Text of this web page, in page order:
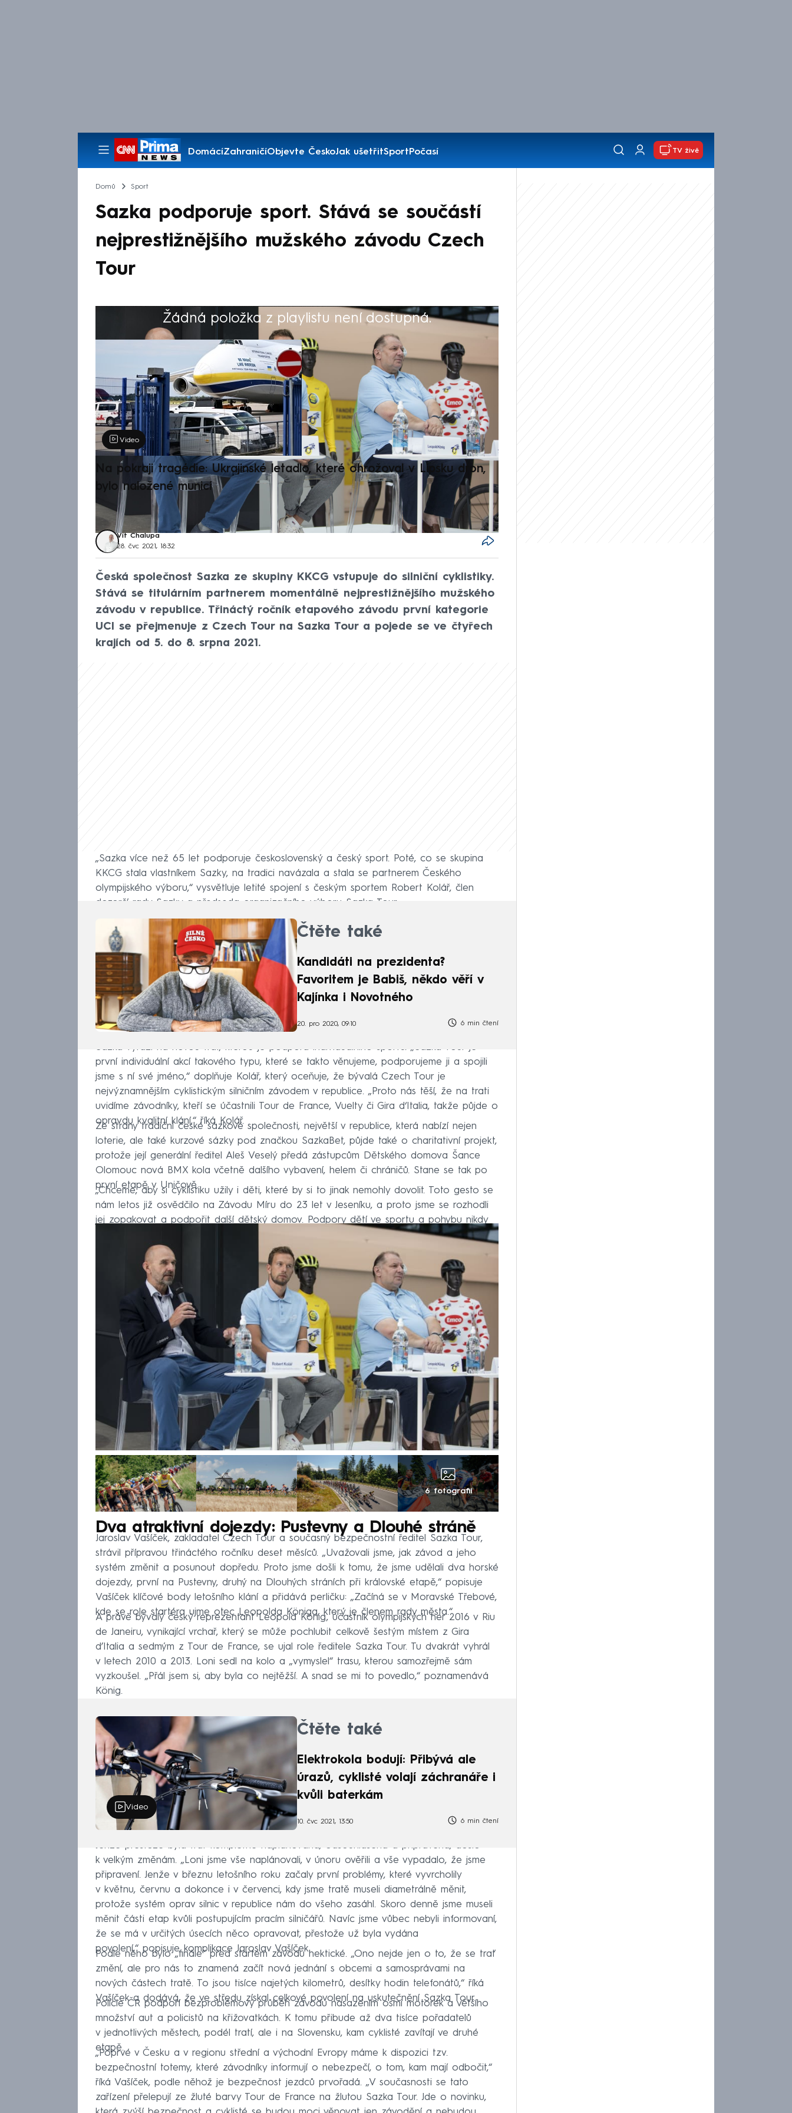
DomácíZahraničíObjevte ČeskoJak ušetřitSportPočasí
Pořady
TV živě
Domů Sport
Sazka podporuje sport. Stává se součástí
nejprestižnějšího mužského závodu Czech
Tour
Žádná položka z playlistu není dostupná.
Výběr redakce
Video
Na pokraji tragédie: Ukrajinské letadlo, které ohrožoval v Lipsku dron,
bylo naložené municí
Vít Chalupa
28. čvc 2021, 18:32
Česká společnost Sazka ze skupiny KKCG vstupuje do silniční cyklistiky.
Stává se titulárním partnerem momentálně nejprestižnějšího mužského
závodu v republice. Třináctý ročník etapového závodu první kategorie
UCI se přejmenuje z Czech Tour na Sazka Tour a pojede se ve čtyřech
krajích od 5. do 8. srpna 2021.
„Sazka více než 65 let podporuje československý a český sport. Poté, co se skupina
KKCG stala vlastníkem Sazky, na tradici navázala a stala se partnerem Českého
olympijského výboru,“ vysvětluje letité spojení s českým sportem Robert Kolář, člen
dozorčí rady Sazky a předseda organizačního výboru Sazka Tour.
Čtěte také
Kandidáti na prezidenta?
Favoritem je Babiš, někdo věří v
Kajínka i Novotného
20. pro 2020, 09:10 6 min čtení
Sazka vyráží na novou trať, kterou je podpora individuálního sportu. „Sazka Tour je
první individuální akcí takového typu, které se takto věnujeme, podporujeme ji a spojili
jsme s ní své jméno,“ doplňuje Kolář, který oceňuje, že bývalá Czech Tour je
nejvýznamnějším cyklistickým silničním závodem v republice. „Proto nás těší, že na trati
uvidíme závodníky, kteří se účastnili Tour de France, Vuelty či Gira d‘Italia, takže půjde o
opravdu kvalitní klání,“ říká Kolář.
Ze strany tradiční české sázkové společnosti, největší v republice, která nabízí nejen
loterie, ale také kurzové sázky pod značkou SazkaBet, půjde také o charitativní projekt,
protože její generální ředitel Aleš Veselý předá zástupcům Dětského domova Šance
Olomouc nová BMX kola včetně dalšího vybavení, helem či chráničů. Stane se tak po
první etapě v Uničově.
„Chceme, aby si cyklistiku užily i děti, které by si to jinak nemohly dovolit. Toto gesto se
nám letos již osvědčilo na Závodu Míru do 23 let v Jeseníku, a proto jsme se rozhodli
jej zopakovat a podpořit další dětský domov. Podpory dětí ve sportu a pohybu nikdy
6 fotografií
Dva atraktivní dojezdy: Pustevny a Dlouhé stráně
Jaroslav Vašíček, zakladatel Czech Tour a současný bezpečnostní ředitel Sazka Tour,
strávil přípravou třináctého ročníku deset měsíců. „Uvažovali jsme, jak závod a jeho
systém změnit a posunout dopředu. Proto jsme došli k tomu, že jsme udělali dva horské
dojezdy, první na Pustevny, druhý na Dlouhých stráních při královské etapě,“ popisuje
Vašíček klíčové body letošního klání a přidává perličku: „Začíná se v Moravské Třebové,
kde se role startéra ujme otec Leopolda Königa, který je členem rady města.“
A právě bývalý český reprezentant Leopold König, účastník olympijských her 2016 v Riu
de Janeiru, vynikající vrchař, který se může pochlubit celkově šestým místem z Gira
d’Italia a sedmým z Tour de France, se ujal role ředitele Sazka Tour. Tu dvakrát vyhrál
v letech 2010 a 2013. Loni sedl na kolo a „vymyslel“ trasu, kterou samozřejmě sám
vyzkoušel. „Přál jsem si, aby byla co nejtěžší. A snad se mi to povedlo,“ poznamenává
König.
Video
Čtěte také
Elektrokola bodují: Přibývá ale
úrazů, cyklisté volají záchranáře i
kvůli baterkám
10. čvc 2021, 13:50 6 min čtení
Jenže přestože byla trať kompletně naplánovaná, odsouhlasená a připravená, došlo
k velkým změnám. „Loni jsme vše naplánovali, v únoru ověřili a vše vypadalo, že jsme
připravení. Jenže v březnu letošního roku začaly první problémy, které vyvrcholily
v květnu, červnu a dokonce i v červenci, kdy jsme tratě museli diametrálně měnit,
protože systém oprav silnic v republice nám do všeho zasáhl. Skoro denně jsme museli
měnit části etap kvůli postupujícím pracím silničářů. Navíc jsme vůbec nebyli informovaní,
že se má v určitých úsecích něco opravovat, přestože už byla vydána
povolení,“ popisuje komplikace Jaroslav Vašíček.
Podle něho bylo „finále“ před startem závodu hektické. „Ono nejde jen o to, že se trať
změní, ale pro nás to znamená začít nová jednání s obcemi a samosprávami na
nových částech tratě. To jsou tisíce najetých kilometrů, desítky hodin telefonátů,“ říká
Vašíček a dodává, že ve středu získal celkové povolení na uskutečnění Sazka Tour.
Policie ČR podpoří bezproblémový průběh závodu nasazením osmi motorek a většího
množství aut a policistů na křižovatkách. K tomu přibude až dva tisíce pořadatelů
v jednotlivých městech, podél tratí, ale i na Slovensku, kam cyklisté zavítají ve druhé
etapě.
„Poprvé v Česku a v regionu střední a východní Evropy máme k dispozici tzv.
bezpečnostní totemy, které závodníky informují o nebezpečí, o tom, kam mají odbočit,“
říká Vašíček, podle něhož je bezpečnost jezdců prvořadá. „V současnosti se tato
zařízení přelepují ze žluté barvy Tour de France na žlutou Sazka Tour. Jde o novinku,